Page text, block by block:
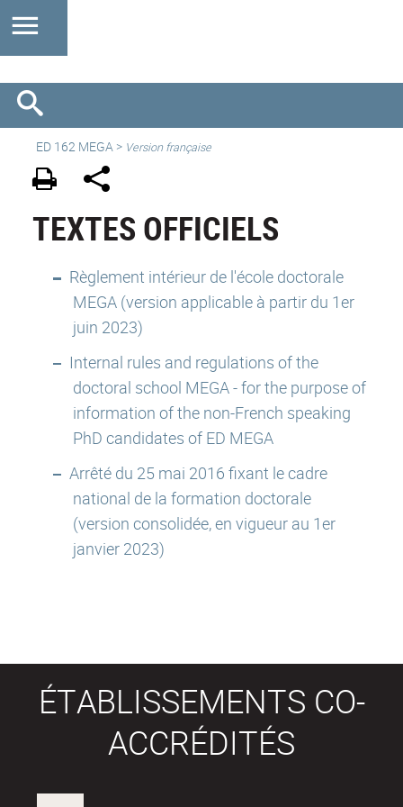
ED 162 MEGA > Version française
TEXTES OFFICIELS
Règlement intérieur de l'école doctorale
MEGA (version applicable à partir du 1er
juin 2023)
Internal rules and regulations of the
doctoral school MEGA - for the purpose of
information of the non-French speaking
PhD candidates of ED MEGA
Arrêté du 25 mai 2016 fixant le cadre
national de la formation doctorale
(version consolidée, en vigueur au 1er
janvier 2023)
ÉTABLISSEMENTS CO-
ACCRÉDITÉS